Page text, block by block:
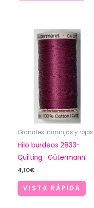
Granates. naranjas y rojos
Hilo burdeos 2833-
Quilting -Gütermann
4,10€
VISTA RÁPIDA